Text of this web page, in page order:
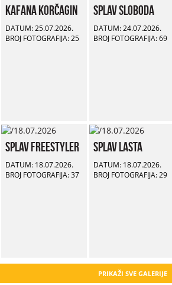
Kafana Korčagin
DATUM: 25.07.2026.
BROJ FOTOGRAFIJA: 25
Splav Sloboda
DATUM: 24.07.2026.
BROJ FOTOGRAFIJA: 69
Splav Freestyler
DATUM: 18.07.2026.
BROJ FOTOGRAFIJA: 37
Splav Lasta
DATUM: 18.07.2026.
BROJ FOTOGRAFIJA: 29
PRIKAŽI SVE GALERIJE